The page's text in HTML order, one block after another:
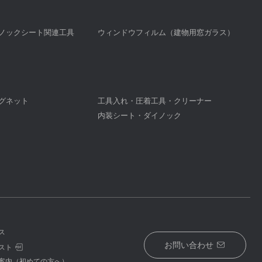
ックシート関連工具
ウィンドウフィルム（建物用窓ガラス）
ネット
工具入れ・圧着工具・クリーナー
内装シート・ダイノック
ト
お問い合わせ